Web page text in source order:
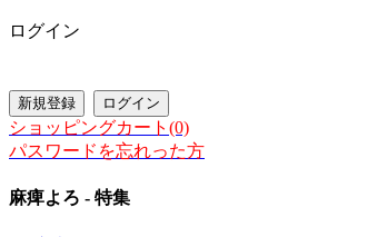
ログイン
ショッピングカート(0)
パスワードを忘れった方
麻痺よろ - 特集